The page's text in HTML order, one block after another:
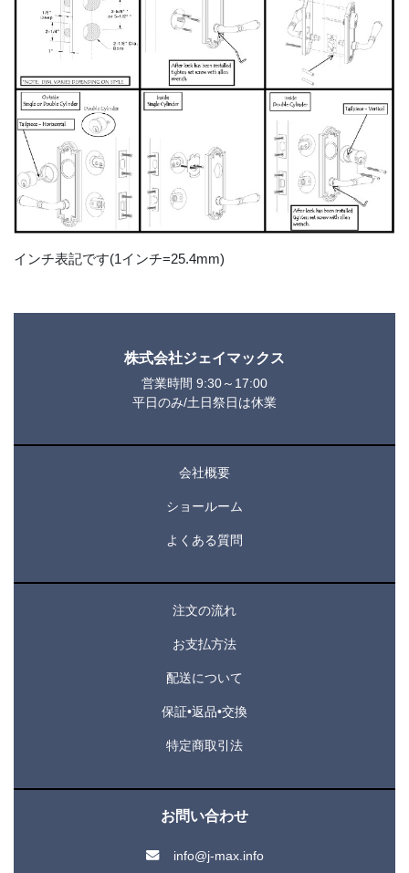
インチ表記です(1インチ=25.4mm)
株式会社ジェイマックス
営業時間 9:30～17:00
平日のみ/土日祭日は休業
会社概要
ショールーム
よくある質問
注文の流れ
お支払方法
配送について
保証•返品•交換
特定商取引法
お問い合わせ
info@j-max.info